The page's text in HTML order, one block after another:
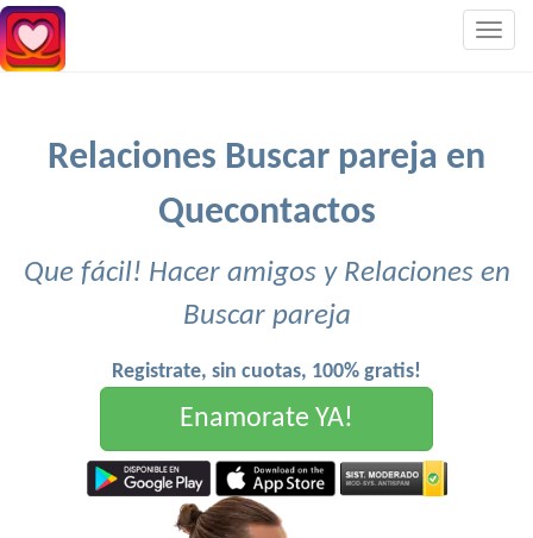
Relaciones Buscar pareja en
Quecontactos
Que fácil! Hacer amigos y Relaciones en
Buscar pareja
Registrate, sin cuotas, 100% gratis!
Enamorate YA!